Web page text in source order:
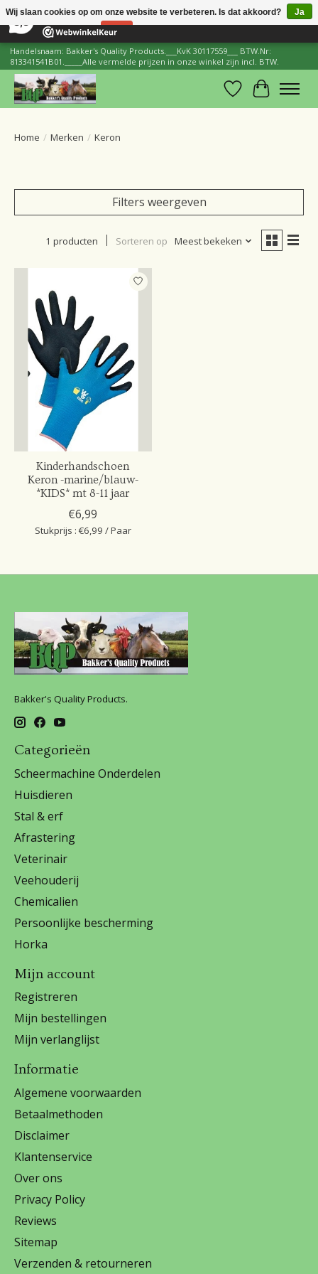
206 Reviews ×
Handelsnaam: Bakker's Quality Products.___KvK 30117559___ BTW.Nr:
813341541B01._____Alle vermelde prijzen in onze winkel zijn incl. BTW.
Verlanglijst
Home / Merken / Keron
Filters weergeven
1 producten Sorteren op Meest bekeken
Kinderhandschoen
Keron -marine/blauw-
*KIDS* mt 8-11 jaar
€6,99
Stukprijs : €6,99 / Paar
Bakker's Quality Products.
Categorieën
Scheermachine Onderdelen
Huisdieren
Stal & erf
Afrastering
Veterinair
Veehouderij
Chemicalien
Persoonlijke bescherming
Horka
Mijn account
Registreren
Mijn bestellingen
Mijn verlanglijst
Informatie
Algemene voorwaarden
Betaalmethoden
Disclaimer
Klantenservice
Over ons
Privacy Policy
Reviews
Sitemap
Verzenden & retourneren
Wij slaan cookies op om onze website te verbeteren. Is dat akkoord?
Ja
Nee